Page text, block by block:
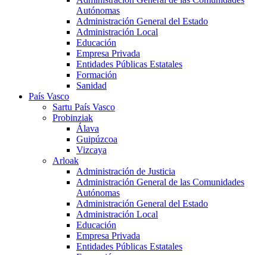
Autónomas
Administración General del Estado
Administración Local
Educación
Empresa Privada
Entidades Públicas Estatales
Formación
Sanidad
País Vasco
Sartu País Vasco
Probinziak
Álava
Guipúzcoa
Vizcaya
Arloak
Administración de Justicia
Administración General de las Comunidades
Autónomas
Administración General del Estado
Administración Local
Educación
Empresa Privada
Entidades Públicas Estatales